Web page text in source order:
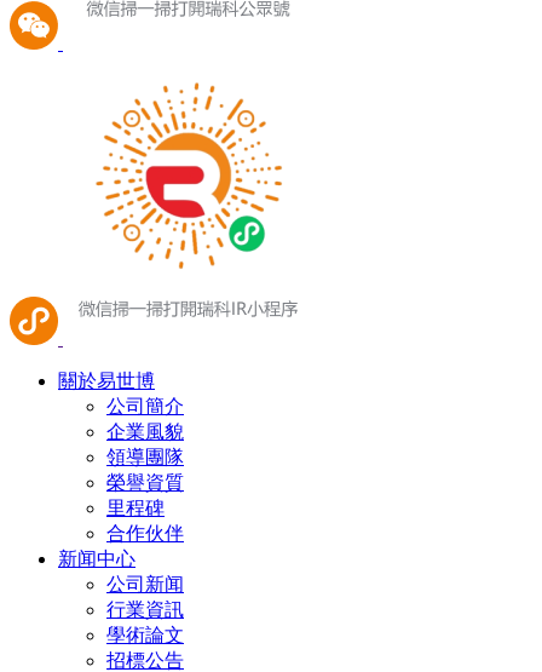
關於易世博
公司簡介
企業風貌
領導團隊
榮譽資質
里程碑
合作伙伴
新闻中心
公司新闻
行業資訊
學術論文
招標公告